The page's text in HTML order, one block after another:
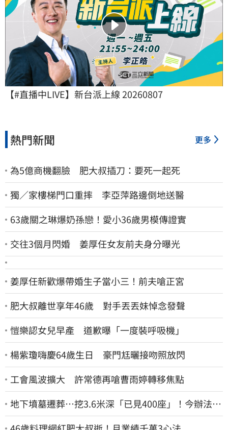
【#直播中LIVE】新台派上線 20260807
熱門新聞 更多
為5億商機翻臉 肥大叔插刀：要死一起死
獨／家樓梯門口重摔 李亞萍路邊倒地送醫
63歲關之琳爆奶孫戀！愛小36歲男模傳證實
交往3個月閃婚 姜厚任女友前夫身分曝光
姜厚任新歡爆帶婚生子當小三！前夫嗆正宮
肥大叔離世享年46歲 對手丟丟妹悼念發聲
愷樂認女兒早產 道歉曝「一度裝呼吸機」
楊紫瓊嗨慶64歲生日 豪門尪曬接吻照放閃
工會風波擴大 許常德再嗆曹雨婷轉移焦點
地下墳墓遷葬…挖3.6米深「已見400座」！今辦法會
安撫祖先